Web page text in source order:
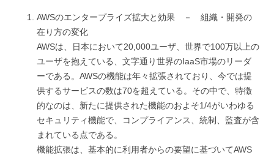
AWSのエンタープライズ拡大と効果 － 組織・開発の
在り方の変化
AWSは、日本において20,000ユーザ、世界で100万以上の
ユーザを抱えている、文字通り世界のIaaS市場のリーダ
ーである。AWSの機能は年々拡張されており、今では提
供するサービスの数は70を超えている。その中で、特徴
的なのは、新たに提供された機能のおよそ1/4がいわゆる
セキュリティ機能で、コンプライアンス、統制、監査が含
まれている点である。
機能拡張は、基本的に利用者からの要望に基づいてAWS